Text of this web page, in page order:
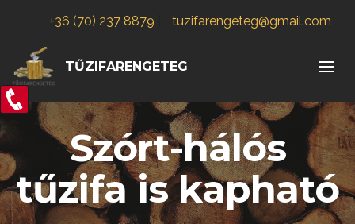
+36 (70) 237 8879 tuzifarengeteg@gmail.com
TŰZIFARENGETEG
Szórt-hálós
tűzifa is kapható